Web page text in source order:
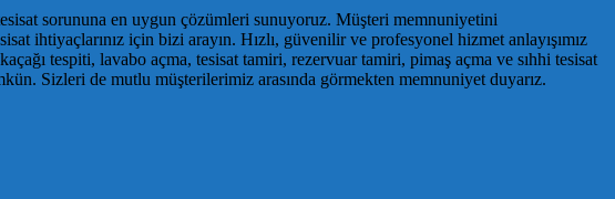
sorununa en uygun çözümleri sunuyoruz. Müşteri memnuniyetini
ihtiyaçlarınız için bizi arayın. Hızlı, güvenilir ve profesyonel hizmet anlayışımız
tespiti, lavabo açma, tesisat tamiri, rezervuar tamiri, pimaş açma ve sıhhi tesisat
Sizleri de mutlu müşterilerimiz arasında görmekten memnuniyet duyarız.